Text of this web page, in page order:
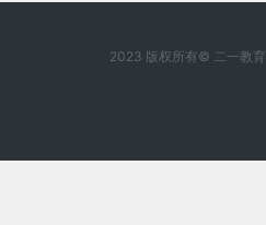
2023 版权所有© 二一教育